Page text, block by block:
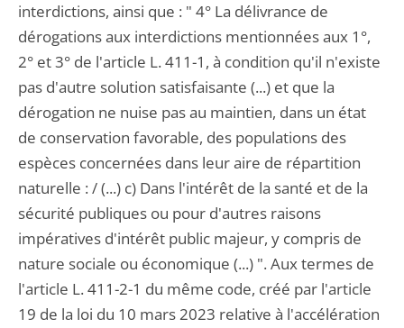
interdictions, ainsi que : " 4° La délivrance de
dérogations aux interdictions mentionnées aux 1°,
2° et 3° de l'article L. 411-1, à condition qu'il n'existe
pas d'autre solution satisfaisante (...) et que la
dérogation ne nuise pas au maintien, dans un état
de conservation favorable, des populations des
espèces concernées dans leur aire de répartition
naturelle : / (...) c) Dans l'intérêt de la santé et de la
sécurité publiques ou pour d'autres raisons
impératives d'intérêt public majeur, y compris de
nature sociale ou économique (...) ". Aux termes de
l'article L. 411-2-1 du même code, créé par l'article
19 de la loi du 10 mars 2023 relative à l'accélération